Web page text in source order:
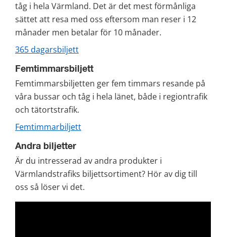
tåg i hela Värmland. Det är det mest förmånliga
sättet att resa med oss eftersom man reser i 12
månader men betalar för 10 månader.
365 dagarsbiljett
Femtimmarsbiljett
Femtimmarsbiljetten ger fem timmars resande på
våra bussar och tåg i hela länet, både i regiontrafik
och tätortstrafik.
Femtimmarbiljett
Andra biljetter
Är du intresserad av andra produkter i
Värmlandstrafiks biljettsortiment? Hör av dig till
oss så löser vi det.